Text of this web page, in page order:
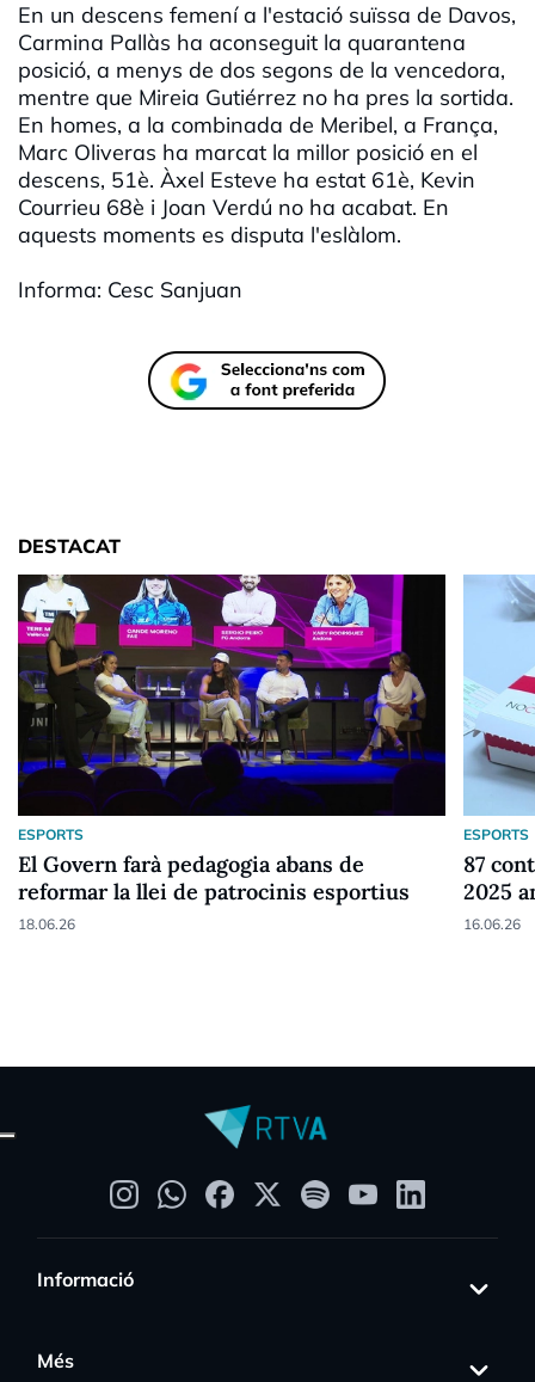
En un descens femení a l'estació suïssa de Davos,
Carmina Pallàs ha aconseguit la quarantena
posició, a menys de dos segons de la vencedora,
mentre que Mireia Gutiérrez no ha pres la sortida.
En homes, a la combinada de Meribel, a França,
Marc Oliveras ha marcat la millor posició en el
descens, 51è. Àxel Esteve ha estat 61è, Kevin
Courrieu 68è i Joan Verdú no ha acabat. En
aquests moments es disputa l'eslàlom.
Informa: Cesc Sanjuan
DESTACAT
ESPORTS
El Govern farà pedagogia abans de
reformar la llei de patrocinis esportius
18.06.26
ESPORTS
87
2025
16.06.26
Informació
Més